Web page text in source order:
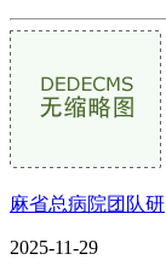
麻省总病院团队研
2025-11-29